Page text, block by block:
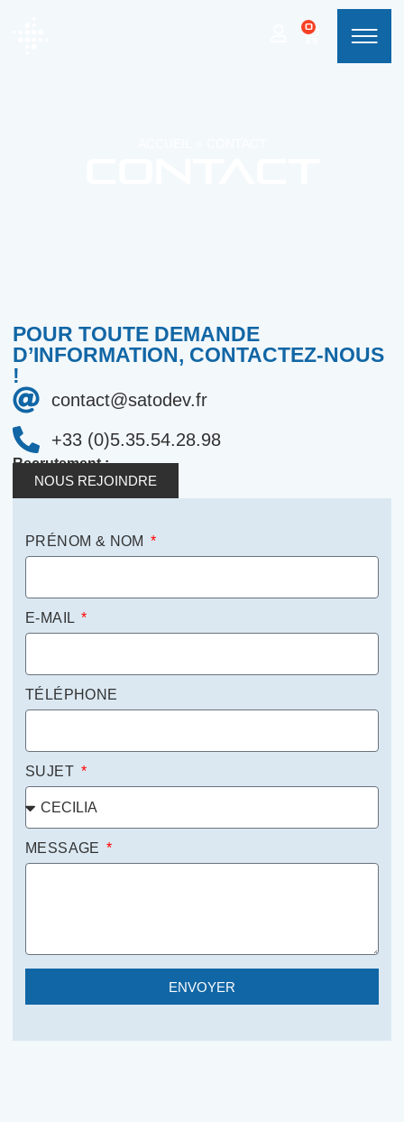
0
POUR TOUTE DEMANDE
D’INFORMATION, CONTACTEZ-NOUS
!
contact@satodev.fr
+33 (0)5.35.54.28.98
Recrutement :
NOUS REJOINDRE
PRÉNOM & NOM
E-MAIL
TÉLÉPHONE
SUJET
MESSAGE
ENVOYER